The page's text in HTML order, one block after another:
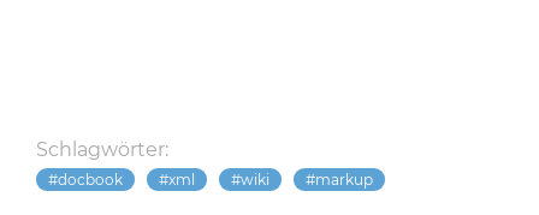
Schlagwörter:
docbook xml wiki markup